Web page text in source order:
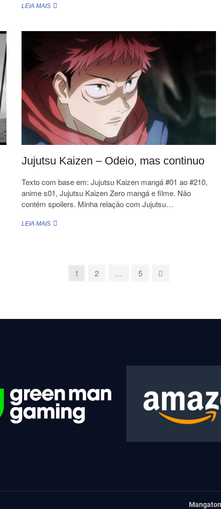
LEIA MAISMAD
O
SUPRASSUMO
STOP
MOTION
Jujutsu Kaizen – Odeio, mas continuo
Texto com base em: Jujutsu Kaizen mangá #01 ao #210,
anime s01, Jujutsu Kaizen Zero mangá e filme. Não
contém spoilers. Minha relação com Jujutsu…
LEIA MAISJUJUTSU
Page
1 Page
2 … Page
5
Next